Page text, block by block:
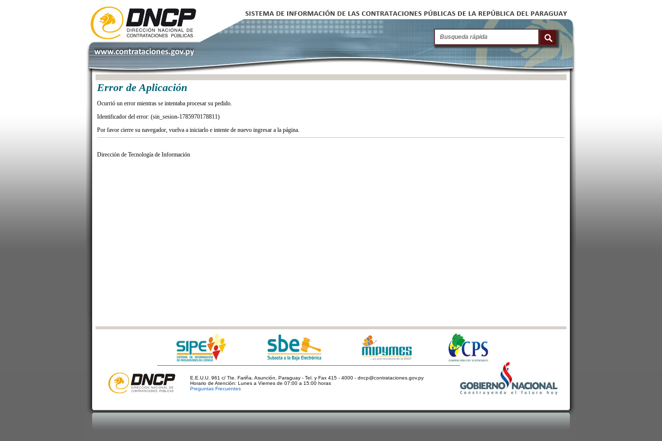
Error de Aplicación
Ocurrió un error mientras se intentaba procesar su pedido.
Identificador del error: (sin_sesion-1785970178811)
Por favor cierre su navegador, vuelva a iniciarlo e intente de nuevo ingresar a la página.
Dirección de Tecnología de Información
E.E.U.U. 961 c/ Tte. Fariña. Asunción, Paraguay - Tel. y Fax 415 - 4000 - dncp@contrataciones.gov.py
Horario de Atención: Lunes a Viernes de 07:00 a 15:00 horas
Preguntas Frecuentes